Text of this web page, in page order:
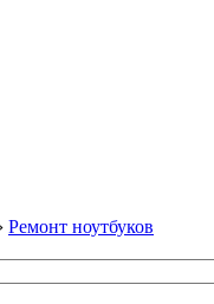
› Ремонт ноутбуков